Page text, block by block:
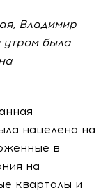
Владимир
утром была
нацелена на
в
на
кварталы и